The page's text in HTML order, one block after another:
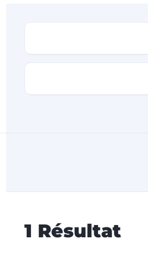
1 Résultat